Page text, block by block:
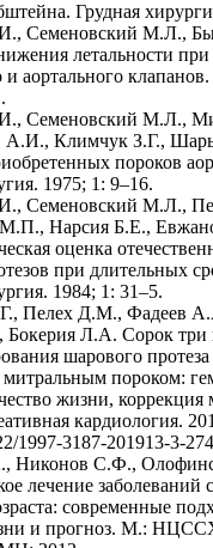
Грудная
Семеновский М.Л.,
летальности при
аортального
Семеновский М.Л.,
А.И., Климчук З.Г.,
пороков
1975; 1: 9–16.
Семеновский М.Л.,
М.П., Нарсия Б.Е.,
оценка
при длительных
1984; 1: 31–5.
Пелех Д.М., Фадеев
Л.А. Сорок три
шарового
митральным пороком:
жизни,
кардиология.
1997-3187-201913-3-
Никонов С.Ф.,
лечение заболеваний
современные
и прогноз. М.: